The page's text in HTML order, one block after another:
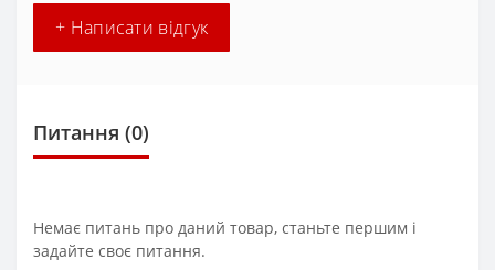
+ Написати відгук
Питання (0)
Немає питань про даний товар, станьте першим і
задайте своє питання.